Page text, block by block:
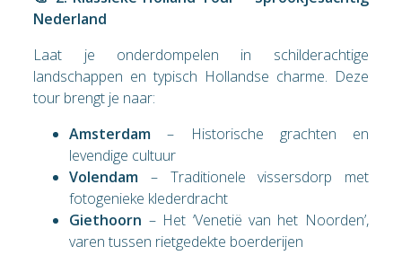
Nederland
Laat je onderdompelen in schilderachtige
landschappen en typisch Hollandse charme. Deze
tour brengt je naar:
Amsterdam – Historische grachten en
levendige cultuur
Volendam – Traditionele vissersdorp met
fotogenieke klederdracht
Giethoorn – Het ‘Venetië van het Noorden’,
varen tussen rietgedekte boerderijen